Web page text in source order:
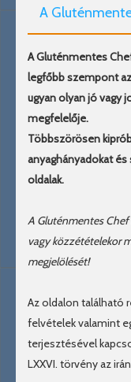
A
A Gluténmentes
legfőbb szempont
ugyan olyan jó vagy
megfelelője.
Többszörösen
anyaghányadokat
oldalak.
A Gluténmentes
vagy közzétételekor
megjelölését!
Az oldalon található
felvételek valamint
terjesztésével
LXXVI. törvény az